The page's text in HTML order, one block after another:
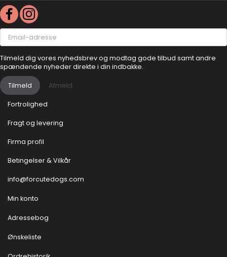
Email-
adresse
Tilmeld dig vores nyhedsbrev og modtag gode tilbud samt andre
spændende nyheder direkte i din indbakke.
Tilmeld Afmeld
Fortrolighed
Fragt og levering
Firma profil
Betingelser & Vilkår
info@forcutedogs.com
Min konto
Adressebog
Ønskeliste